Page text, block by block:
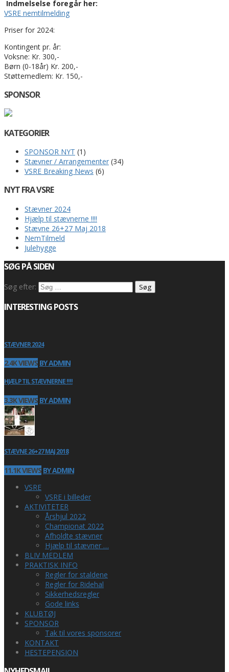
Indmelselse foregår her:
VSRE nemtilmelding
Priser for 2024:
Kontingent pr. år:
Voksne: Kr. 300,-
Børn (0-18år) Kr. 200,-
Støttemedlem: Kr. 150,-
SPONSOR
KATEGORIER
SPONSOR NYT (1)
Stævner / Arrangementer (34)
VSRE Breaking News (6)
NYT FRA VSRE
Stævner 2024
Hjælp til stævnerne !!!!
Stævne 26+27 Maj 2018
NemTilmeld
Julehygge
SØG PÅ SIDEN
Søg efter:
INTERESTING POSTS
STÆVNER 2024
2.4K VIEWS BY ADMIN
HJÆLP TIL STÆVNERNE !!!!
3.3K VIEWS BY ADMIN
STÆVNE 26+27 MAJ 2018
11.1K VIEWS BY ADMIN
VSRE
VSRE i billeder
AKTIVITETER
Årshjul 2022
Championat 2022
Afholdte stævner
Hjælp til stævner …
BLIV MEDLEM
PRAKTISK INFO
Regler for staldene
Regler for Ridehal
Sikkerhedsregler
Gode links
KLUBTØJ
SPONSOR
Tak til vores sponsorer
KONTAKT
HESTEPENSION